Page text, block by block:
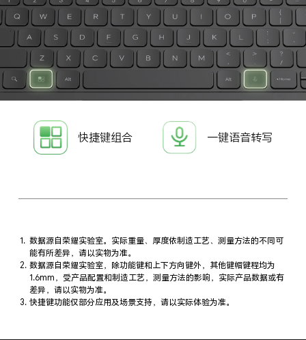
快捷键组合 一键语音转写
数据源自荣耀实验室。实际重量、厚度依制造工艺、测量方法的不同可
能有所差异，请以实物为准。
数据源自荣耀实验室，除功能键和上下方向键外，其他键帽键程均为
1.6mm，受产品配置和制造工艺，测量方法的影响，实际产品数据或有
差异，请以实物为准。
快捷键功能仅部分应用及场景支持，请以实际体验为准。